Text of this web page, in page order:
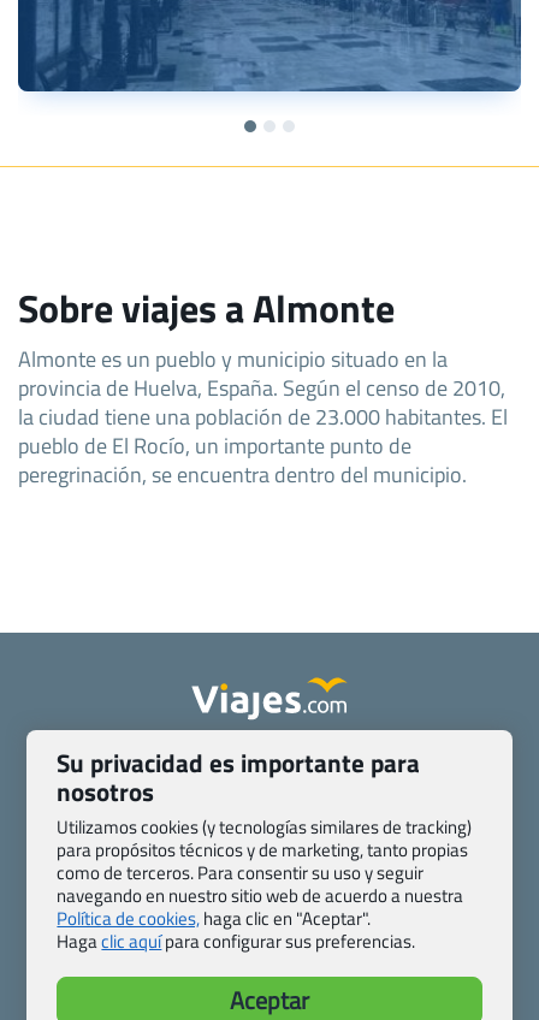
Sobre viajes a Almonte
Almonte es un pueblo y municipio situado en la
provincia de Huelva, España. Según el censo de 2010,
la ciudad tiene una población de 23.000 habitantes. El
pueblo de El Rocío, un importante punto de
peregrinación, se encuentra dentro del municipio.
Quienes somos
Contacto
Pasaporte, Visado, Salud y otras disposiciones específicas
Blog de Viajes.com
Registro de agencias
Preguntas frecuentes
Condiciones generales
Política de privacidad y cookies
Transparencia
Todas las páginas – sitemap
Viajes.com
Last Minute Express S.L.U.
c/ Drago, CC HLS, Local 13
Su privacidad es importante para
nosotros
Utilizamos cookies (y tecnologías similares de tracking)
para propósitos técnicos y de marketing, tanto propias
como de terceros. Para consentir su uso y seguir
navegando en nuestro sitio web de acuerdo a nuestra
Política de cookies,haga clic en "Aceptar".
Hagaclic aquípara configurar sus preferencias.
Aceptar